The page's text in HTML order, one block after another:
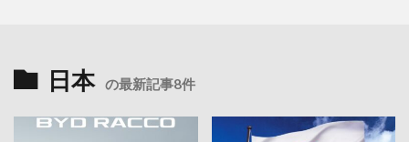
日本 の最新記事8件